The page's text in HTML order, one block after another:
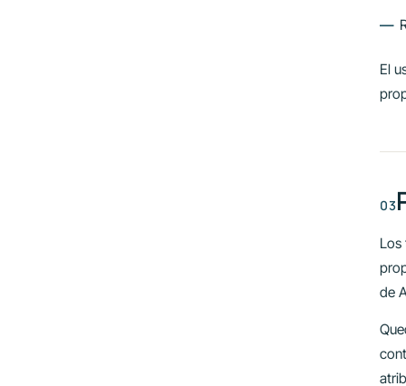
El
Los
de